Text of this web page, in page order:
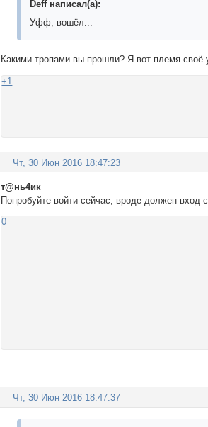
Deff написал(а):
Уфф, вошёл...
Какими тропами вы прошли? Я вот племя своё
+1
Чт, 30 Июн 2016 18:47:23
т@нь4ик
Попробуйте войти сейчас, вроде должен вход
0
Чт, 30 Июн 2016 18:47:37